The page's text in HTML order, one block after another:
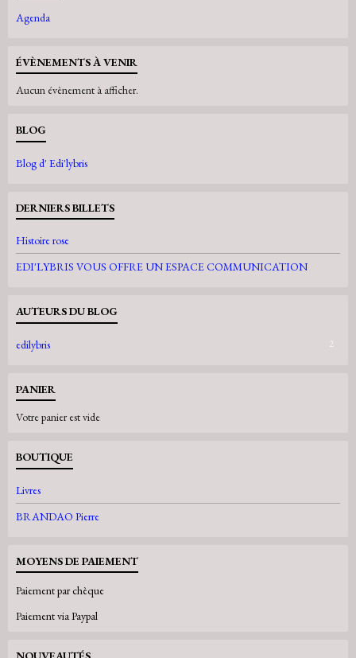
Agenda
ÉVÈNEMENTS À VENIR
Aucun évènement à afficher.
BLOG
Blog d' Edi'lybris
DERNIERS BILLETS
Histoire rose
EDI'LYBRIS VOUS OFFRE UN ESPACE COMMUNICATION
AUTEURS DU BLOG
edilybris 2
PANIER
Votre panier est vide
BOUTIQUE
Livres
BRANDAO Pierre
MOYENS DE PAIEMENT
Paiement par chèque
Paiement via Paypal